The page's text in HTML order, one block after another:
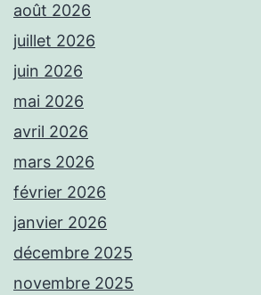
août 2026
juillet 2026
juin 2026
mai 2026
avril 2026
mars 2026
février 2026
janvier 2026
décembre 2025
novembre 2025